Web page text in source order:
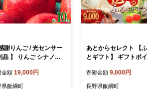
感謝りんご / 光センサー
品 】 りんご シナノス
玉 ） 交換保証 ながの
協同組合 2026年10月
金額 19,000円
県飯綱町
あとからセレクト 【
とギフト】 ギフトポ
選べる返礼品 長野県
[2044]
寄附金額 9,000円
長野県飯綱町